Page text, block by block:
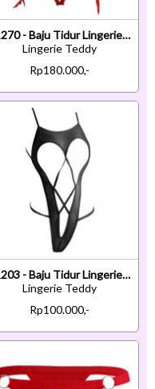
L1270 - Baju Tidur Lingerie Teddy Bodysuit Dress Halter Marun Open Cup Crotchless Garter Strap
Lingerie Teddy
Rp180.000,-
L1203 - Baju Tidur Lingerie Teddy Bodysuit Dress Hitam Transparan Open Cup
Lingerie Teddy
Rp100.000,-